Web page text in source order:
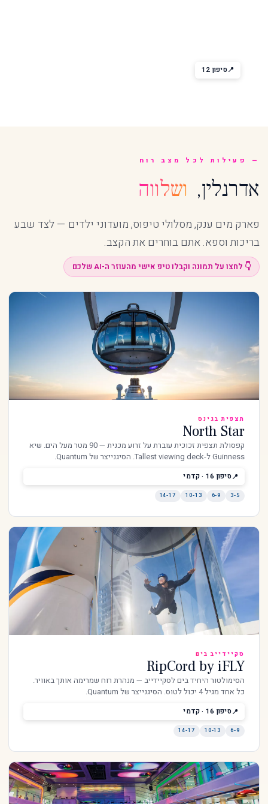
סיפון 12
פעילות לכל מצב רוח
אדרנלין, ושלווה
פארק מים ענק, מסלולי טיפוס, מועדוני ילדים — לצד שבע
בריכות וספא. אתם בוחרים את הקצב.
👇 לחצו על תמונה וקבלו טיפ אישי מהעוזר ה-AI שלכם
תצפית בגינס
North Star
קפסולת תצפית זכוכית עוברת על זרוע מכנית — 90 מטר מעל הים. שיא
Guinness ל-Tallest viewing deck. הסיגנייצר של Quantum.
סיפון 16 · קדמי
3-5
6-9
10-13
14-17
סקיידייב בים
RipCord by iFLY
הסימולטור היחיד בים לסקיידייב — מנהרת רוח שמרימה אותך באוויר.
כל אחד מגיל 4 יכול לטוס. הסיגנייצר של Quantum.
סיפון 16 · קדמי
6-9
10-13
14-17